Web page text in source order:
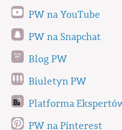
PW na YouTube
PW na Snapchat
Blog PW
Biuletyn PW
Platforma
PW na Pinterest